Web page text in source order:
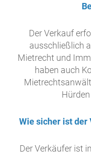
Der Verkauf
ausschließlich
Mietrecht und
haben auch
Wie sicher ist der
Der Verkäufer ist